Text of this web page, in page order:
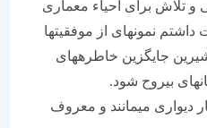
برای احیاء معماری
نمونه‏ای از موفقیت‏ها
جایگزین خاطره‏های
شود.
می‏مانند و معروف